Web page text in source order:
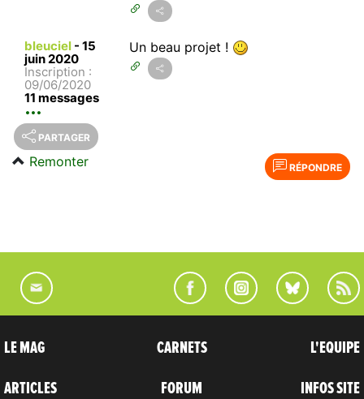
bleuciel - 15
juin 2020
Inscription :
09/06/2020
11 messages
Un beau projet !
PARTAGER
RÉPONDRE
Remonter
LE MAG
ARTICLES
CARNETS
FORUM
L'EQUIPE
INFOS SITE